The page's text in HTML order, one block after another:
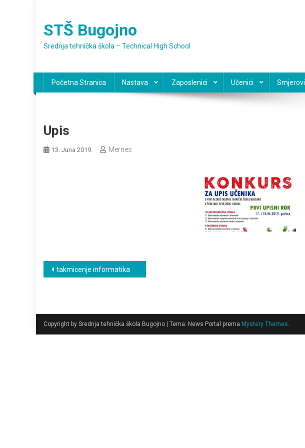
sadržaj
STŠ Bugojno
Srednja tehnička škola – Technical High School
Početna Stranica Nastava Zaposlenici Učenici Smjerovi
Upis
13. Juna 2019. Mernes
Navigacija
takmicenje informatika
Copyright by Srednja tehnička škola Bugojno Tema: News Portal prema Mystery Themes.